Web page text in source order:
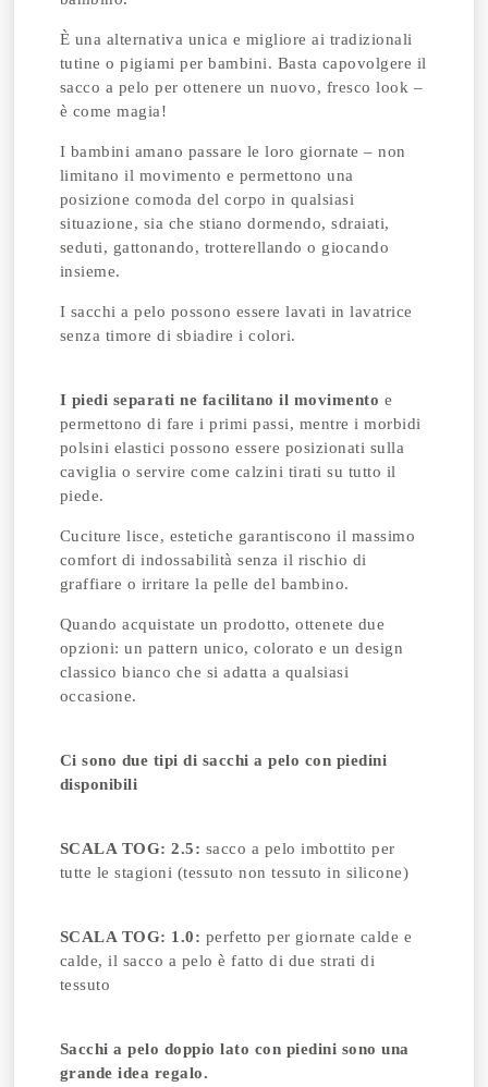
È una alternativa unica e migliore ai tradizionali
tutine o pigiami per bambini. Basta capovolgere il
sacco a pelo per ottenere un nuovo, fresco look –
è come magia!
I bambini amano passare le loro giornate – non
limitano il movimento e permettono una
posizione comoda del corpo in qualsiasi
situazione, sia che stiano dormendo, sdraiati,
seduti, gattonando, trotterellando o giocando
insieme.
I sacchi a pelo possono essere lavati in lavatrice
senza timore di sbiadire i colori.
I piedi separati ne facilitano il movimento e
permettono di fare i primi passi, mentre i morbidi
polsini elastici possono essere posizionati sulla
caviglia o servire come calzini tirati su tutto il
piede.
Cuciture lisce, estetiche garantiscono il massimo
comfort di indossabilità senza il rischio di
graffiare o irritare la pelle del bambino.
Quando acquistate un prodotto, ottenete due
opzioni: un pattern unico, colorato e un design
classico bianco che si adatta a qualsiasi
occasione.
Ci sono due tipi di sacchi a pelo con piedini
disponibili
SCALA TOG: 2.5: sacco a pelo imbottito per
tutte le stagioni (tessuto non tessuto in silicone)
SCALA TOG: 1.0: perfetto per giornate calde e
calde, il sacco a pelo è fatto di due strati di
tessuto
Sacchi a pelo doppio lato con piedini sono una
grande idea regalo.